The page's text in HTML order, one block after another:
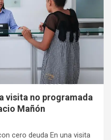
visita no programada
Mañón
cero deuda En una visita